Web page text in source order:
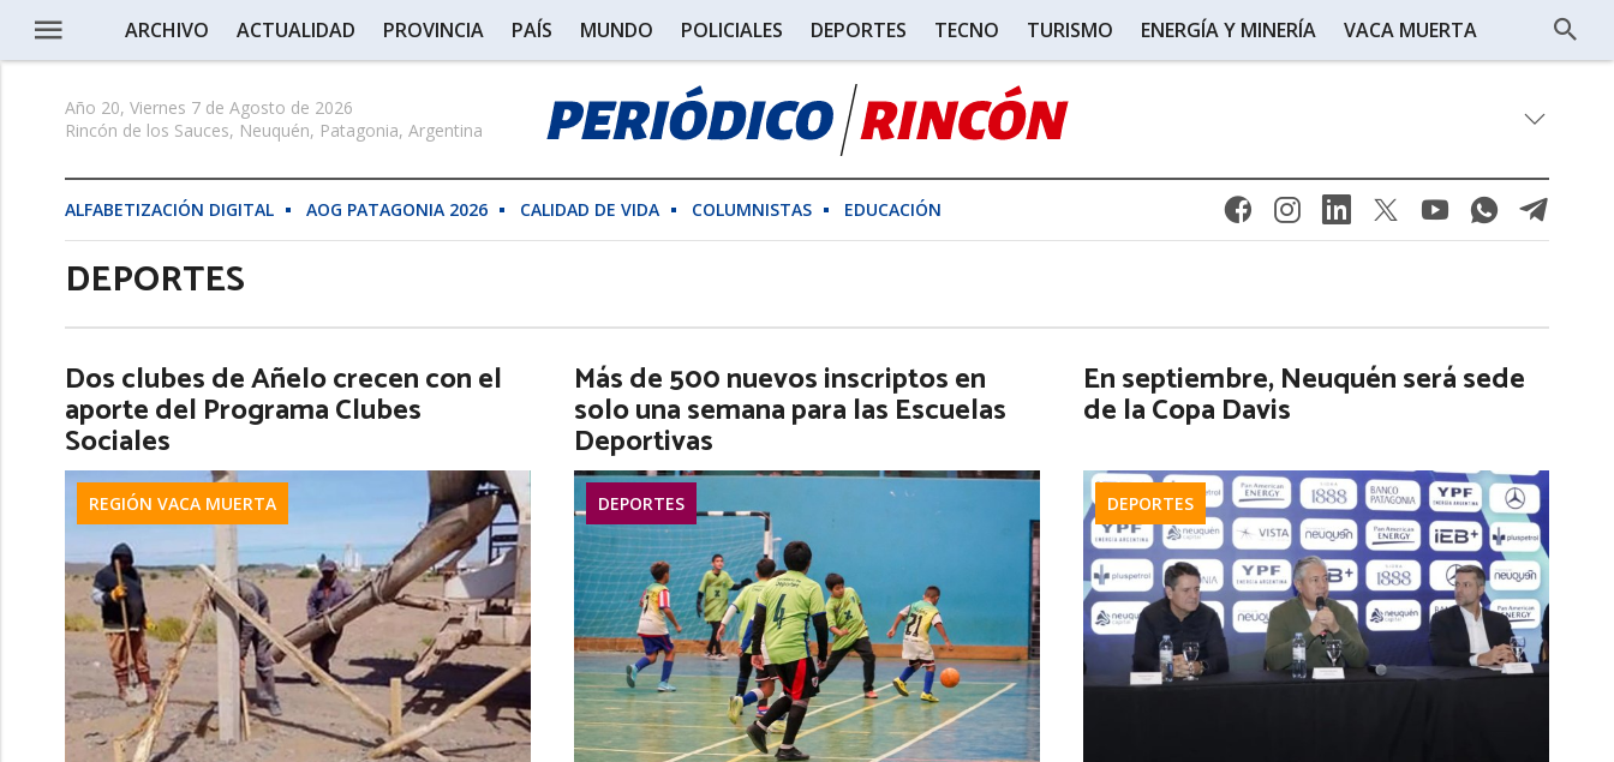
ARCHIVO ACTUALIDAD PROVINCIA PAÍS MUNDO POLICIALES DEPORTES TECNO TURISMO ENERGÍA Y MINERÍA VACA MUERTA
Año 20, Viernes 7 de Agosto de 2026
Rincón de los Sauces, Neuquén, Patagonia, Argentina
ALFABETIZACIÓN DIGITAL AOG PATAGONIA 2026 CALIDAD DE VIDA COLUMNISTAS EDUCACIÓN
DEPORTES
Dos clubes de Añelo crecen con el
aporte del Programa Clubes
Sociales
REGIÓN VACA MUERTA
Más de 500 nuevos inscriptos en
solo una semana para las Escuelas
Deportivas
DEPORTES
En septiembre, Neuquén será sede
de la Copa Davis
DEPORTES